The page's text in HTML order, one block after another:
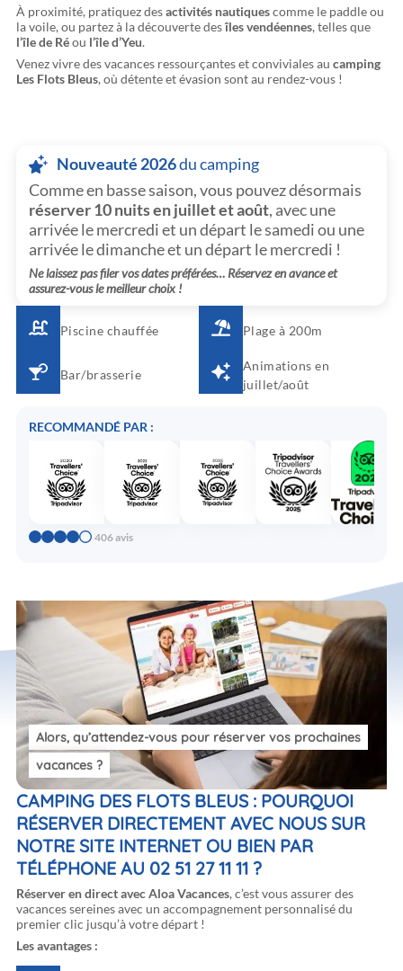
À proximité, pratiquez desactivités nautiquescomme le paddle ou
la voile, ou partez à la découverte desîles vendéennes, telles que
l’île de Réou l’île d’Yeu.
Venez vivre des vacances ressourçantes et conviviales au camping
Les Flots Bleus, où détente et évasion sont au rendez-vous !
Nouveauté 2026du camping
Comme en basse saison, vous pouvez désormais
réserver 10 nuits en juillet et août, avec une
arrivée le mercredi et un départ le samedi ou une
arrivée le dimanche et un départ le mercredi !
Ne laissez pas filer vos dates préférées… Réservez en avance et
assurez-vous le meilleur choix !
Piscine chauffée Plage à 200m
Bar/brasserie
Animations en
juillet/août
RECOMMANDÉ PAR :
406 avis
Alors, qu’attendez-vous pourréserver vos prochaines
vacances?
CAMPING DES FLOTS BLEUS : POURQUOI
RÉSERVER DIRECTEMENT AVEC NOUS SUR
NOTRE SITE INTERNET OU BIEN PAR
TÉLÉPHONE AU 02 51 27 11 11 ?
Réserver en direct avec Aloa Vacances, c’est vous assurer des
vacances sereines avec un accompagnement personnalisé du
premier clic jusqu’à votre départ !
Les avantages :